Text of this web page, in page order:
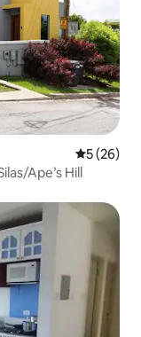
5 de uma
5 (26)
Ape’s Hill